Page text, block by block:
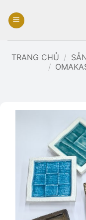
qua
dung
TRANG CHỦ /
/